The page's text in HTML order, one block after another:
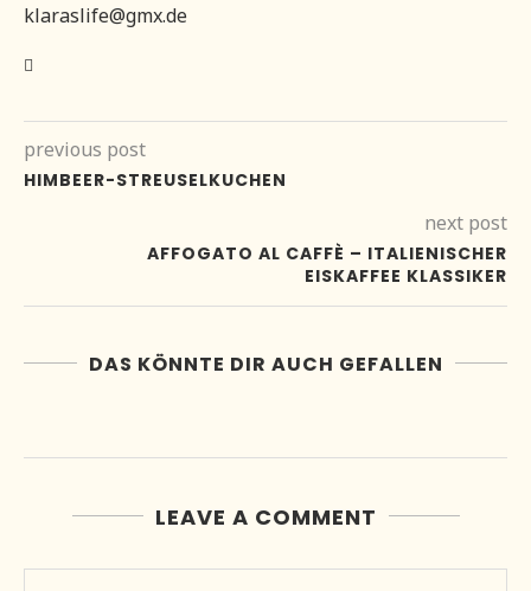
klaraslife@gmx.de
previous post
HIMBEER-STREUSELKUCHEN
next post
AFFOGATO AL CAFFÈ – ITALIENISCHER
EISKAFFEE KLASSIKER
DAS KÖNNTE DIR AUCH GEFALLEN
LEAVE A COMMENT